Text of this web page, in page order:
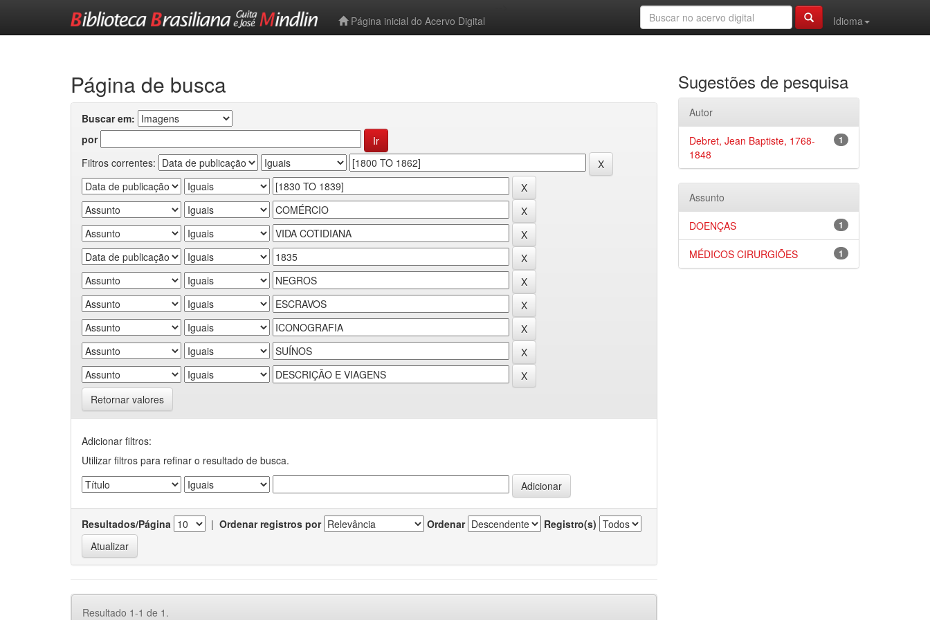
Página inicial do Acervo Digital
Idioma
Página de busca
Buscar em:
por
Filtros correntes:
Retornar valores
Adicionar filtros:
Utilizar filtros para refinar o resultado de busca.
Resultados/Página | Ordenar registros por Ordenar Registro(s)
Resultado 1-1 de 1.
Sugestões de pesquisa
Autor
1
Debret, Jean Baptiste, 1768-
1848
Assunto
1
DOENÇAS
1
MÉDICOS CIRURGIÕES